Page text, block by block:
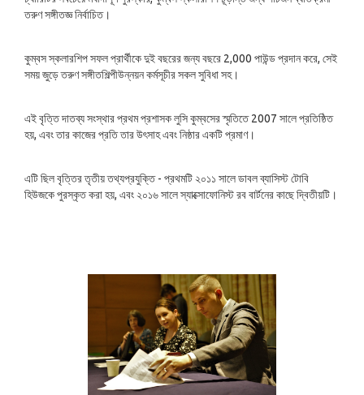
তরুণ সঙ্গীতজ্ঞ নির্বাচিত।
কুম্বস স্কলারশিপ সফল প্রার্থীকে দুই বছরের জন্য বছরে 2,000 পাউন্ড প্রদান করে, সেই
সময় জুড়ে তরুণ সঙ্গীতশিল্পীউন্নয়ন কর্মসূচীর সকল সুবিধা সহ।
এই বৃত্তি দাতব্য সংস্থার প্রথম প্রশাসক লুসি কুম্বসের স্মৃতিতে 2007 সালে প্রতিষ্ঠিত
হয়, এবং তার কাজের প্রতি তার উৎসাহ এবং নিষ্ঠার একটি প্রমাণ।
এটি ছিল বৃত্তির তৃতীয় তথ্যপ্রযুক্তি - প্রথমটি ২০১১ সালে ডাবল ব্যাসিস্ট টোবি
হিউজকে পুরস্কৃত করা হয়, এবং ২০১৬ সালে স্যাক্সোফোনিস্ট রব বার্টনের কাছে দ্বিতীয়টি।